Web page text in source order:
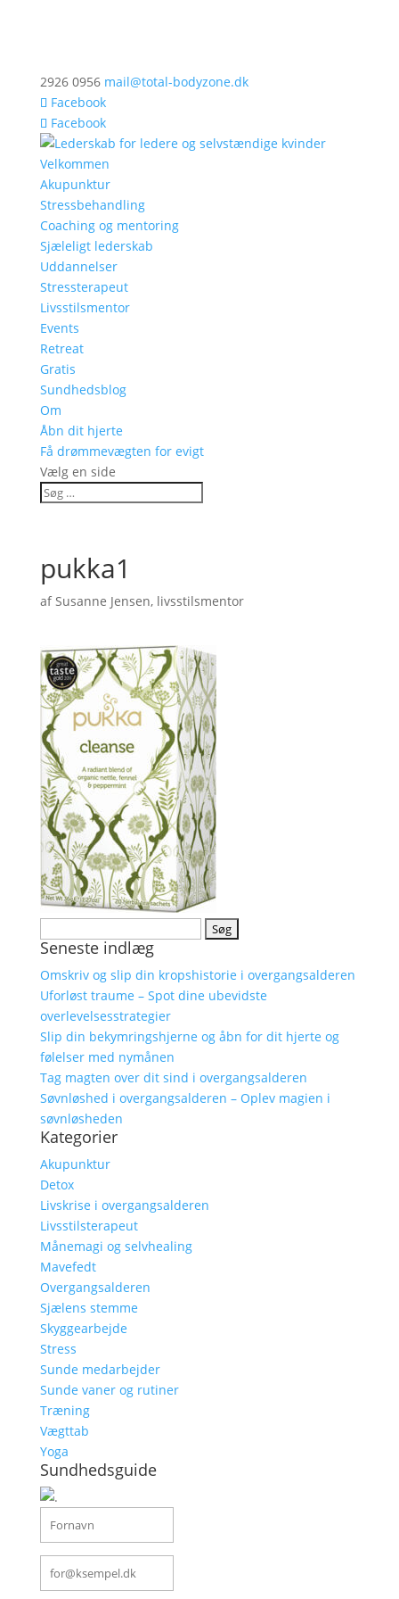
2926 0956 mail@total-bodyzone.dk
Facebook
Facebook
Velkommen
Akupunktur
Stressbehandling
Coaching og mentoring
Sjæleligt lederskab
Uddannelser
Stressterapeut
Livsstilsmentor
Events
Retreat
Gratis
Sundhedsblog
Om
Åbn dit hjerte
Få drømmevægten for evigt
Vælg en side
pukka1
afSusanne Jensen, livsstilsmentor
efter:
Seneste indlæg
Omskriv og slip din kropshistorie i overgangsalderen
Uforløst traume – Spot dine ubevidste
overlevelsesstrategier
Slip din bekymringshjerne og åbn for dit hjerte og
følelser med nymånen
Tag magten over dit sind i overgangsalderen
Søvnløshed i overgangsalderen – Oplev magien i
søvnløsheden
Kategorier
Akupunktur
Detox
Livskrise i overgangsalderen
Livsstilsterapeut
Månemagi og selvhealing
Mavefedt
Overgangsalderen
Sjælens stemme
Skyggearbejde
Stress
Sunde medarbejder
Sunde vaner og rutiner
Træning
Vægttab
Yoga
Sundhedsguide